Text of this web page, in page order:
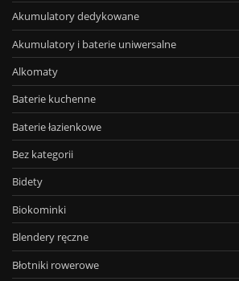
Akumulatory dedykowane
Akumulatory i baterie uniwersalne
Alkomaty
Baterie kuchenne
Baterie łazienkowe
Bez kategorii
Bidety
Biokominki
Blendery ręczne
Błotniki rowerowe